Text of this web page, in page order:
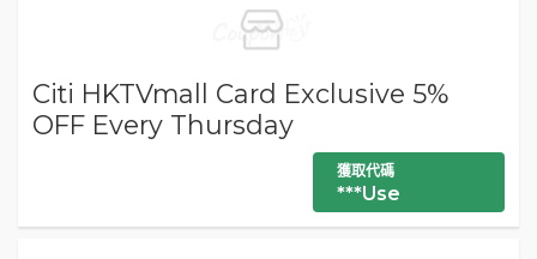
Citi HKTVmall Card Exclusive 5%
OFF Every Thursday
獲取代碼
***Use